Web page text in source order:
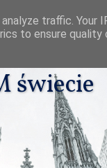
świecie
traffic. Your
to ensure quality